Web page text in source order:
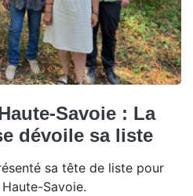
Savoie : La
dévoile sa liste
sa tête de liste pour
Savoie.